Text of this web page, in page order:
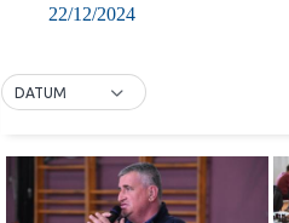
22/12/2024
DATUM